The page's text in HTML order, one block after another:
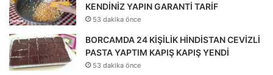
KENDİNİZ YAPIN GARANTİ TARİF
53 dakika önce
BORCAMDA 24 KİŞİLİK HİNDİSTAN CEVİZLİ
PASTA YAPTIM KAPIŞ KAPIŞ YENDİ
53 dakika önce